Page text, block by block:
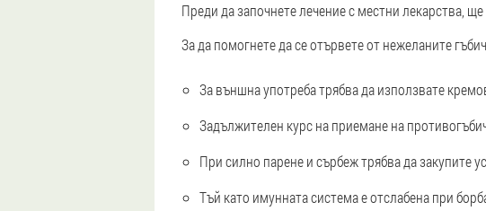
Преди да започнете лечение с местни лекарства,
За да помогнете да се отървете от нежеланите
За външна употреба трябва да използвате
Задължителен курс на приемане на
При силно парене и сърбеж трябва да закупите
Тъй като имунната система е отслабена при